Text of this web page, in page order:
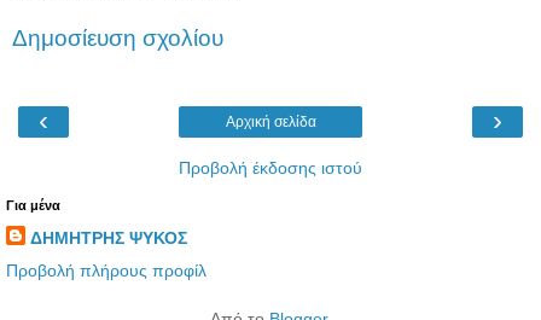
Δημοσίευση σχολίου
‹ ›
Αρχική σελίδα
Προβολή έκδοσης ιστού
Για μένα
ΔΗΜΗΤΡΗΣ ΨΥΚΟΣ
Προβολή πλήρους προφίλ